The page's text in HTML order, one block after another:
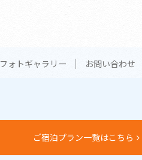
フォトギャラリー お問い合わせ
ご宿泊プラン一覧はこちら